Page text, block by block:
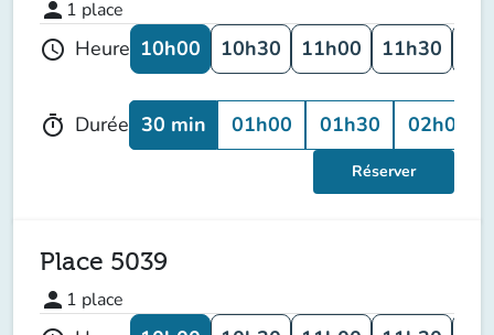
person 1 place
schedule Heure 10h00 10h30 11h00 11h30
timer Durée 30 min 01h00 01h30 02h00
Réserver
Place 5039
person 1 place